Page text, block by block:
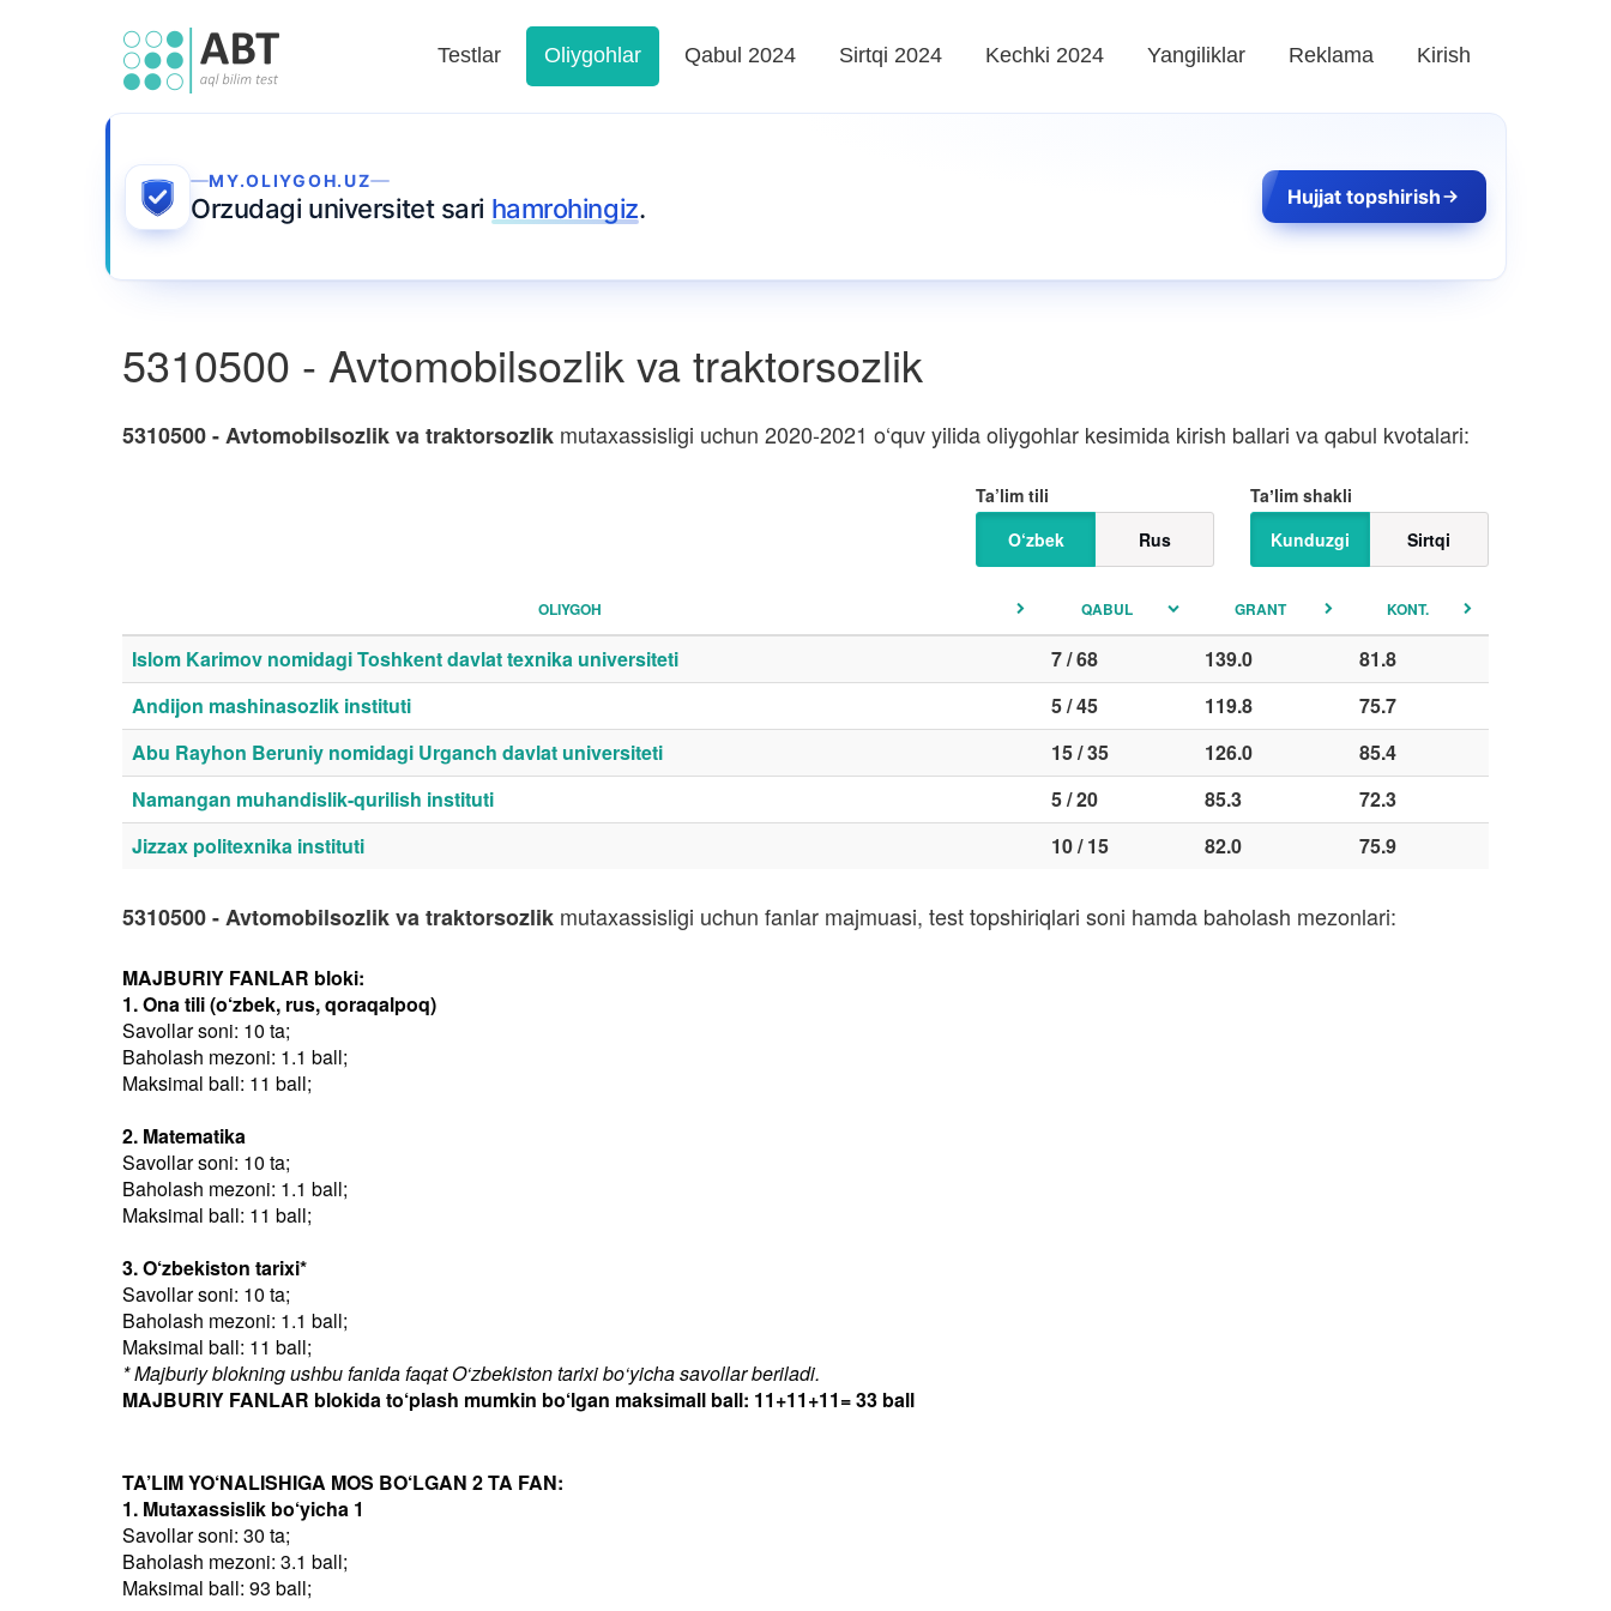
Testlar Oliygohlar Qabul 2024 Sirtqi 2024 Kechki 2024 Yangiliklar Reklama Kirish
MY.OLIYGOH.UZ
Orzudagi universitet sari hamrohingiz. Hujjat topshirish
5310500 - Avtomobilsozlik va traktorsozlik
5310500 - Avtomobilsozlik va traktorsozlik mutaxassisligi uchun 2020-2021 o‘quv yilida oliygohlar kesimida kirish ballari va qabul kvotalari:
Taʼlim shakli
Kunduzgi
Sirtqi
Ta’lim tili
O‘zbek
Rus
OLIYGOH QABUL GRANT KONT.
Islom Karimov nomidagi Toshkent davlat texnika universiteti 7 / 68 139.0
81.8
Andijon mashinasozlik instituti
5 / 45 119.8
75.7
Abu Rayhon Beruniy nomidagi Urganch davlat universiteti
15 / 35 126.0
85.4
Namangan muhandislik-qurilish instituti
5 / 20 85.3
72.3
Jizzax politexnika instituti
10 / 15 82.0 75.9
5310500 - Avtomobilsozlik va traktorsozlik mutaxassisligi uchun fanlar majmuasi, test topshiriqlari soni hamda baholash mezonlari:
MAJBURIY FANLAR bloki:
1. Ona tili (o‘zbek, rus, qoraqalpoq)
Savollar soni: 10 ta;
Baholash mezoni: 1.1 ball;
Maksimal ball: 11 ball;
2. Matematika
Savollar soni: 10 ta;
Baholash mezoni: 1.1 ball;
Maksimal ball: 11 ball;
3. O‘zbekiston tarixi*
Savollar soni: 10 ta;
Baholash mezoni: 1.1 ball;
Maksimal ball: 11 ball;
* Majburiy blokning ushbu fanida faqat O‘zbekiston tarixi bo‘yicha savollar beriladi.
MAJBURIY FANLAR blokida to‘plash mumkin bo‘lgan maksimall ball: 11+11+11= 33 ball
TA’LIM YO‘NALISHIGA MOS BO‘LGAN 2 TA FAN:
1. Mutaxassislik bo‘yicha 1
Savollar soni: 30 ta;
Baholash mezoni: 3.1 ball;
Maksimal ball: 93 ball;